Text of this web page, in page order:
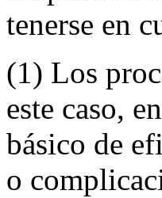
tenerse en
(1) Los
este caso,
básico de
o